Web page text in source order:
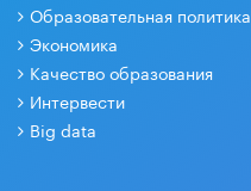
Образовательная политика
Экономика
Качество образования
Интервести
Big data